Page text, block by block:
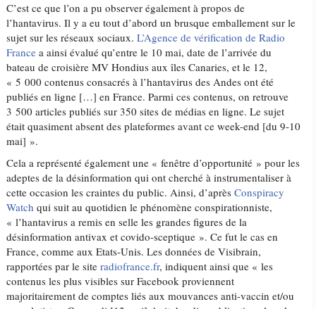
C’est ce que l’on a pu observer également à propos de
l’hantavirus. Il y a eu tout d’abord un brusque emballement sur le
sujet sur les réseaux sociaux.L’Agence de vérification de Radio
France a ainsi évalué qu’entre le 10 mai, date de l’arrivée du
bateau de croisière MV Hondius aux îles Canaries, et le 12,
« 5 000 contenus consacrés à l’hantavirus des Andes ont été
publiés en ligne […] en France. Parmi ces contenus, on retrouve
3 500 articles publiés sur 350 sites de médias en ligne. Le sujet
était quasiment absent des plateformes avant ce week-end [du 9-10
mai] ».
Cela a représenté également une « fenêtre d’opportunité » pour les
adeptes de la désinformation qui ont cherché à instrumentaliser à
cette occasion les craintes du public. Ainsi, d’aprèsConspiracy
Watch qui suit au quotidien le phénomène conspirationniste,
« l’hantavirus a remis en selle les grandes figures de la
désinformation antivax et covido-sceptique ». Ce fut le cas en
France, comme aux Etats-Unis. Les données de Visibrain,
rapportées par le siteradiofrance.fr, indiquent ainsi que « les
contenus les plus visibles sur Facebook proviennent
majoritairement de comptes liés aux mouvances anti-vaccin et/ou